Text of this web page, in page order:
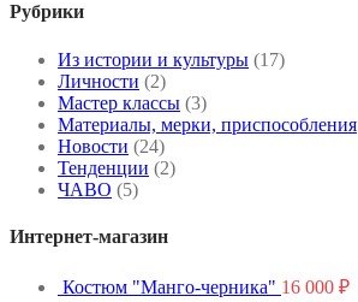
Рубрики
Из истории и культуры (17)
Личности (2)
Мастер классы (3)
Материалы, мерки, приспособления
Новости (24)
Тенденции (2)
ЧАВО (5)
Интернет-магазин
Костюм "Манго-черника" 16 000 ₽